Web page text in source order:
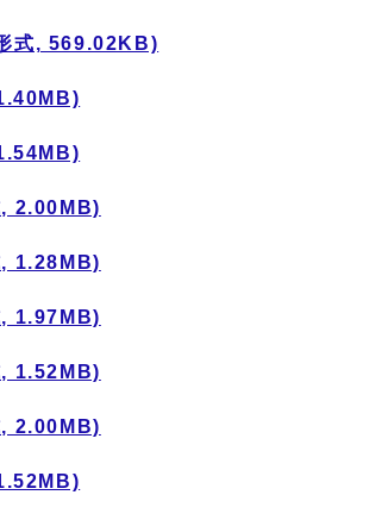
式, 569.02KB)
2.00MB)
1.28MB)
1.97MB)
1.52MB)
2.00MB)